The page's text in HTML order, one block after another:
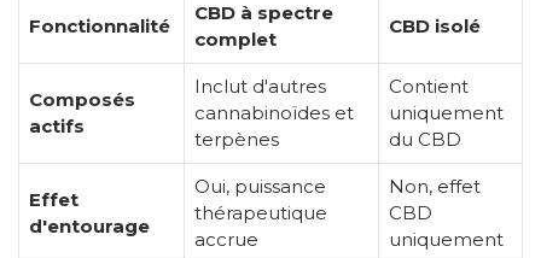
Fonctionnalité
CBD à spectre
complet
CBD isolé
Composés
actifs
Inclut d'autres
cannabinoïdes et
terpènes
Contient
uniquement
du CBD
Effet
d'entourage
Oui, puissance
thérapeutique
accrue
Non, effet
CBD
uniquement